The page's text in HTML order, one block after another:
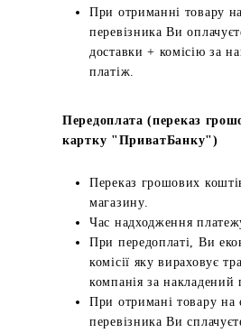
При отриманні товару
перевізника Ви
доставки + комісію за
платіж.
Передоплата (переказ
картку "ПриватБанку")
Переказ грошових
магазину.
Час надходження
При передоплаті, Ви
комісії яку вираховує
компанія за накладений
При отримані товару на
перевізника Ви